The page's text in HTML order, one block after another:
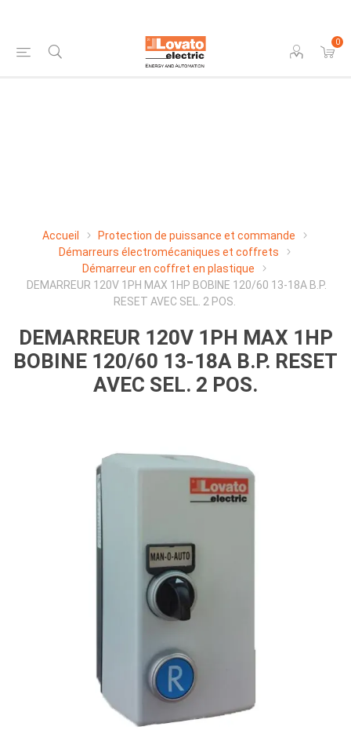
0
Accueil
Protection de puissance et commande
Démarreurs électromécaniques et coffrets
Démarreur en coffret en plastique
DEMARREUR 120V 1PH MAX 1HP BOBINE 120/60 13-18A B.P.
RESET AVEC SEL. 2 POS.
DEMARREUR 120V 1PH MAX 1HP
BOBINE 120/60 13-18A B.P. RESET
AVEC SEL. 2 POS.